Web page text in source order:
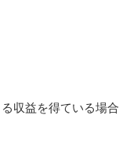
収益を得ている場合